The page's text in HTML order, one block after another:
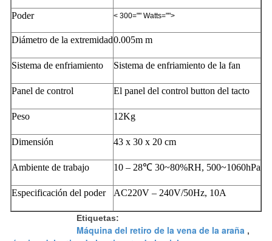
Poder < 300="" Watts="">
Diámetro de la extremidad0.005m m
Sistema de enfriamiento Sistema de enfriamiento de la fan
Panel de control El panel del control button del tacto
Peso 12Kg
Dimensión 43 x 30 x 20 cm
Ambiente de trabajo 10 – 28℃ 30~80%RH, 500~1060hPa
Especificación del poder AC220V – 240V/50Hz, 10A
Etiquetas:
Máquina del retiro de la vena de la araña ,